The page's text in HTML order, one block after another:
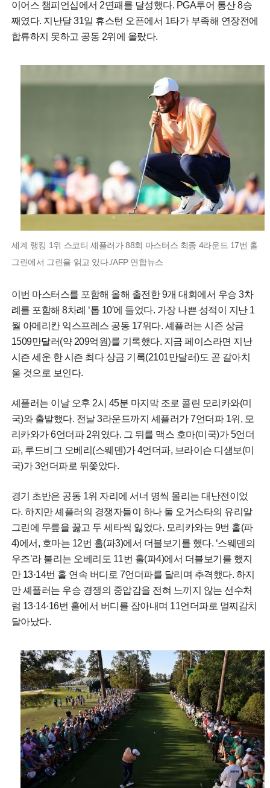
이어스 챔피언십에서 2연패를 달성했다. PGA투어 통산 8승
째였다. 지난달 31일 휴스턴 오픈에서 1타가 부족해 연장전에
합류하지 못하고 공동 2위에 올랐다.
세계 랭킹 1위 스코티 셰플러가 88회 마스터스 최종 4라운드 17번 홀
그린에서 그린을 읽고 있다./AFP 연합뉴스
이번 마스터스를 포함해 올해 출전한 9개 대회에서 우승 3차
례를 포함해 8차례 ‘톱 10′에 들었다. 가장 나쁜 성적이 지난 1
월 아메리칸 익스프레스 공동 17위다. 셰플러는 시즌 상금
1509만달러(약 209억원)를 기록했다. 지금 페이스라면 지난
시즌 세운 한 시즌 최다 상금 기록(2101만달러)도 곧 갈아치
울 것으로 보인다.
셰플러는 이날 오후 2시 45분 마지막 조로 콜린 모리카와(미
국)와 출발했다. 전날 3라운드까지 셰플러가 7언더파 1위, 모
리카와가 6언더파 2위였다. 그 뒤를 맥스 호마(미국)가 5언더
파, 루드비그 오베리(스웨덴)가 4언더파, 브라이슨 디섐보(미
국)가 3언더파로 뒤쫓았다.
경기 초반은 공동 1위 자리에 서너 명씩 몰리는 대난전이었
다. 하지만 셰플러의 경쟁자들이 하나 둘 오거스타의 유리알
그린에 무릎을 꿇고 두 세타씩 잃었다. 모리카와는 9번 홀(파
4)에서, 호마는 12번 홀(파3)에서 더블보기를 했다. ‘스웨덴의
우즈’라 불리는 오베리도 11번 홀(파4)에서 더블보기를 했지
만 13·14번 홀 연속 버디로 7언더파를 달리며 추격했다. 하지
만 셰플러는 우승 경쟁의 중압감을 전혀 느끼지 않는 선수처
럼 13·14·16번 홀에서 버디를 잡아내며 11언더파로 멀찌감치
달아났다.